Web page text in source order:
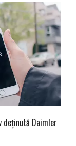
deținută Daimler